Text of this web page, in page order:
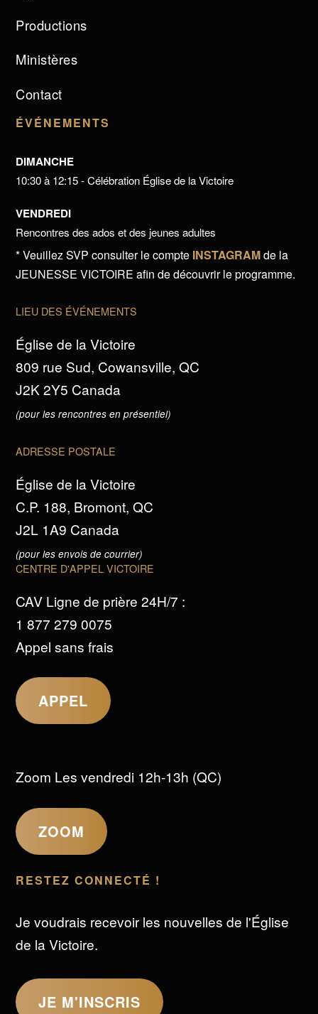
Productions
Ministères
Contact
ÉVÉNEMENTS
DIMANCHE
10:30 à 12:15 - Célébration Église de la Victoire
VENDREDI
Rencontres des ados et des jeunes adultes
* Veuillez SVP consulter le compte INSTAGRAMde la
JEUNESSE VICTOIRE afin de découvrir le programme.
LIEU DES ÉVÉNEMENTS
Église de la Victoire
809 rue Sud, Cowansville, QC
J2K 2Y5 Canada
(pour les rencontres en présentiel)
ADRESSE POSTALE
Église de la Victoire
C.P. 188, Bromont, QC
J2L 1A9 Canada
(pour les envois de courrier)
CENTRE D'APPEL VICTOIRE
CAV Ligne de prière 24H/7 :
1 877 279 0075
Appel sans frais
APPEL
Zoom Les vendredi 12h-13h (QC)
ZOOM
RESTEZ CONNECTÉ !
Je voudrais recevoir les nouvelles de l'Église
de la Victoire.
JE M'INSCRIS